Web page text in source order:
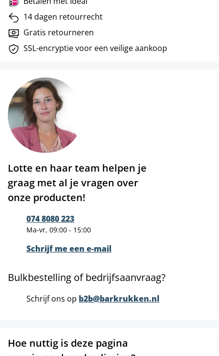
14 dagen retourrecht
Gratis retourneren
SSL-encryptie voor een veilige aankoop
Lotte en haar team helpen je
graag met al je vragen over
onze producten!
074 8080 223
Ma-vr, 09:00 - 15:00
Schrijf me een e-mail
Bulkbestelling of bedrijfsaanvraag?
Schrijf ons op b2b@barkrukken.nl
Hoe nuttig is deze pagina